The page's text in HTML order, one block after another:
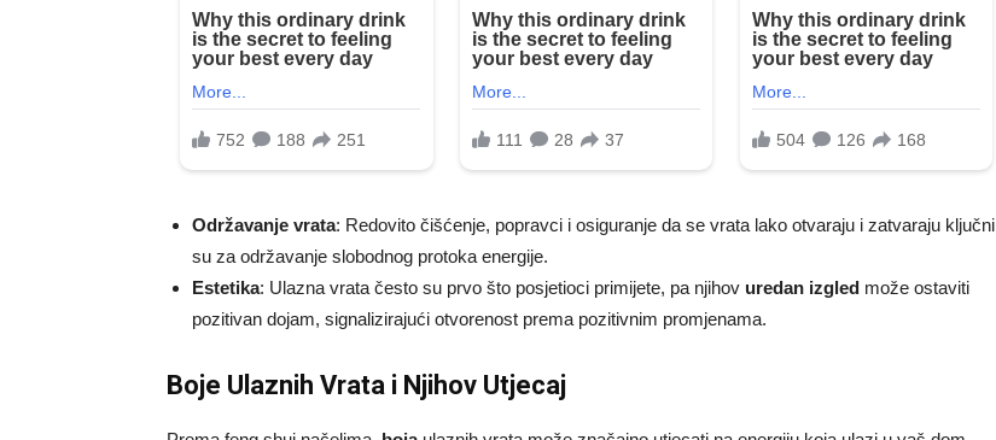
Održavanje vrata: Redovito čišćenje, popravci i osiguranje da se vrata lako otvaraju i zatvaraju ključni
su za održavanje slobodnog protoka energije.
Estetika: Ulazna vrata često su prvo što posjetioci primijete, pa njihov uredan izgled može ostaviti
pozitivan dojam, signalizirajući otvorenost prema pozitivnim promjenama.
Boje Ulaznih Vrata i Njihov Utjecaj